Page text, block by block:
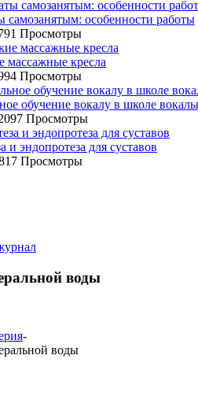
самозанятым: особенности работы
Просмотры
массажные кресла
Просмотры
обучение вокалу в школе
Просмотры
и эндопротеза для суставов
Просмотры
воды
-
воды